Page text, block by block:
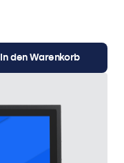
In den Warenkorb